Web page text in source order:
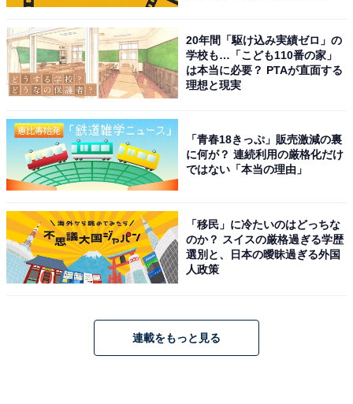
・クロミ
Amazonで見る
20年間「駆け込み実績ゼロ」の
学校も…「こども110番の家」
は本当に必要？ PTAが直面する
理想と現実
「青春18きっぷ」販売激減の裏
に何が？ 連続利用の厳格化だけ
ではない「本当の理由」
「移民」に冷たいのはどっちな
のか？ スイスの厳格過ぎる学歴
選別と、日本の曖昧過ぎる外国
人政策
連載をもっと見る